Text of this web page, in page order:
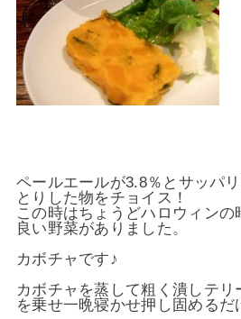
ペールエールが3.8％とサッパ
とりした物をチョイス！
この時はちょうどハロウィン
良い野菜がありました。
カボチャです♪
カボチャを蒸して粗く潰しテリ
を乗せ一晩寝かせ押し固めるだ